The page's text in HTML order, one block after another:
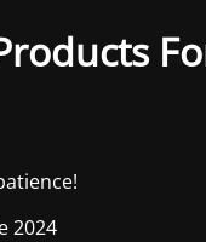
2024